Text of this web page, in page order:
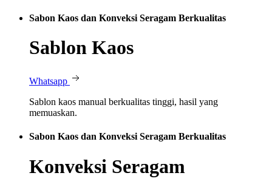
Sabon Kaos dan Konveksi Seragam Berkualitas
Sablon Kaos
Whatsapp
Sablon kaos manual berkualitas tinggi, hasil yang
memuaskan.
Sabon Kaos dan Konveksi Seragam Berkualitas
Konveksi Seragam